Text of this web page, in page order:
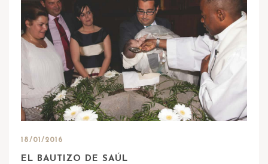
18/01/2016
EL BAUTIZO DE SAÚL